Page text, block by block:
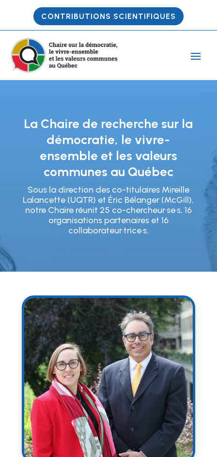
CONTRIBUTIONS SCIENTIFIQUES
La Chaire de recherche sur la
démocratie, le vivre-
ensemble et les valeurs
communes au Québec
Sous la direction des co-titulaires Mireille
Lalancette (UQTR) et Éric Bélanger (McGill),
notre Chaire réunit 25 co-chercheur·se·s, 16
organisations partenaires et 16
collaborateur·trice·s.